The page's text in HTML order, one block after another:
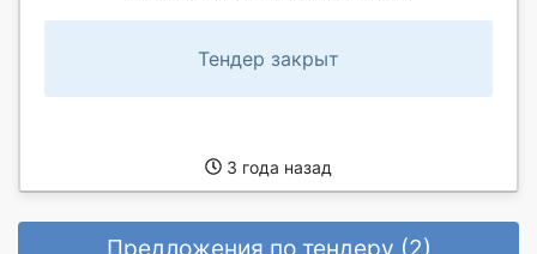
Тендер закрыт
3 года назад
Предложения по тендеру (2)